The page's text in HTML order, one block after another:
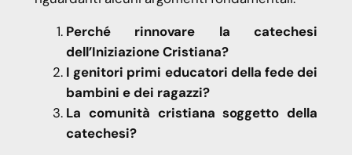
Perché rinnovare la catechesi
dell’Iniziazione Cristiana?
I genitori primi educatori della fede dei
bambini e dei ragazzi?
La comunità cristiana soggetto della
catechesi?